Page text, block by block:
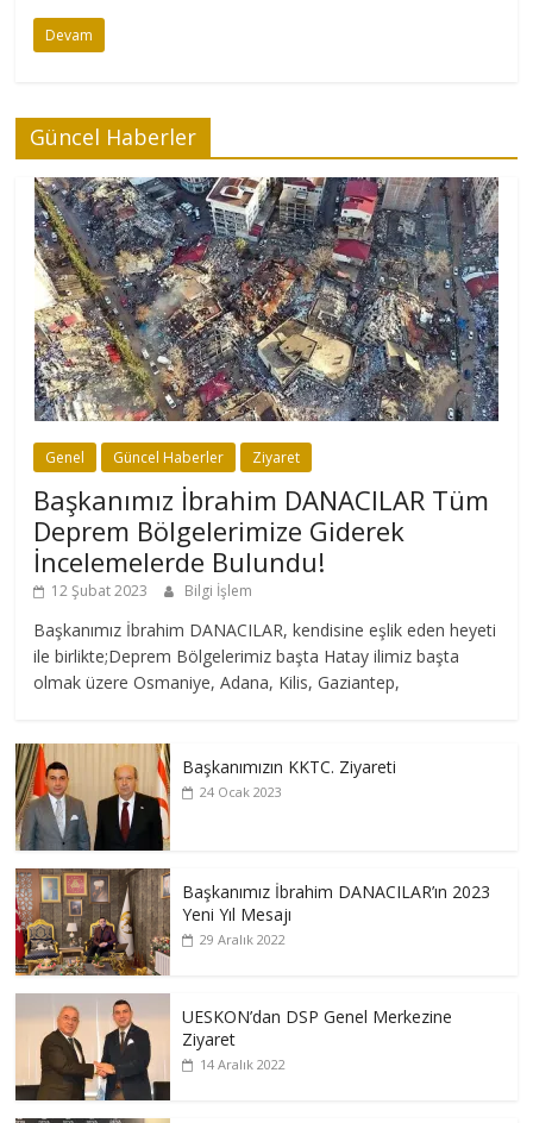
Devam
Güncel Haberler
Genel Güncel Haberler Ziyaret
Başkanımız İbrahim DANACILAR Tüm
Deprem Bölgelerimize Giderek
İncelemelerde Bulundu!
12 Şubat 2023 Bilgi İşlem
Başkanımız İbrahim DANACILAR, kendisine eşlik eden heyeti
ile birlikte;Deprem Bölgelerimiz başta Hatay ilimiz başta
olmak üzere Osmaniye, Adana, Kilis, Gaziantep,
Başkanımızın KKTC. Ziyareti
24 Ocak 2023
Başkanımız İbrahim DANACILAR’ın 2023
Yeni Yıl Mesajı
29 Aralık 2022
UESKON’dan DSP Genel Merkezine
Ziyaret
14 Aralık 2022